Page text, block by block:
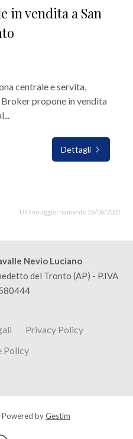
in vendita a San
centrale e servita,
propone in vendita
Dettagli
Ultimo aggiornamento 26/06/2021
Nevio Luciano
del Tronto (AP) - P.IVA
Privacy Policy
Policy
byGestim